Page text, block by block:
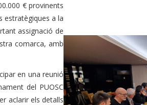
€ provinents
estratègiques a la
assignació de
comarca, amb
en una reunió
del PUOSC
aclarir els detalls